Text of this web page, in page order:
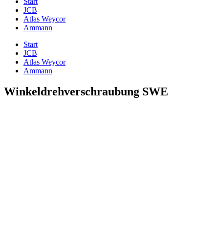
JCB
Atlas Weycor
Ammann
Start
JCB
Atlas Weycor
Ammann
Winkeldrehverschraubung SWE